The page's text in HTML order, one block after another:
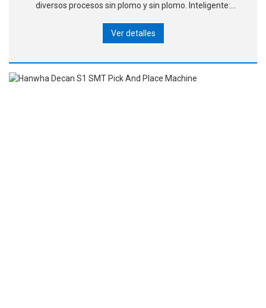
diversos procesos sin plomo y sin plomo. Inteligente:
memoria, h automático
Ver detalles